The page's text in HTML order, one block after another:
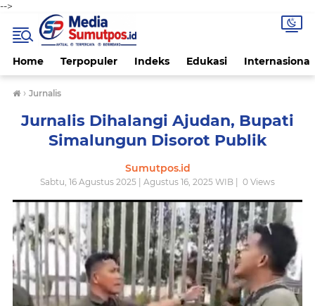
-->
Home Terpopuler Indeks Edukasi Internasional
› Jurnalis
Jurnalis Dihalangi Ajudan, Bupati
Simalungun Disorot Publik
Sumutpos.id
Sabtu, 16 Agustus 2025 | Agustus 16, 2025 WIB | 0 Views